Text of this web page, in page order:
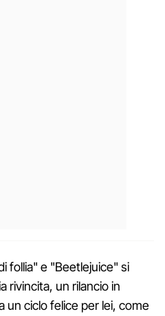
follia" e "Beetlejuice" si
rivincita, un rilancio in
un ciclo felice per lei, come